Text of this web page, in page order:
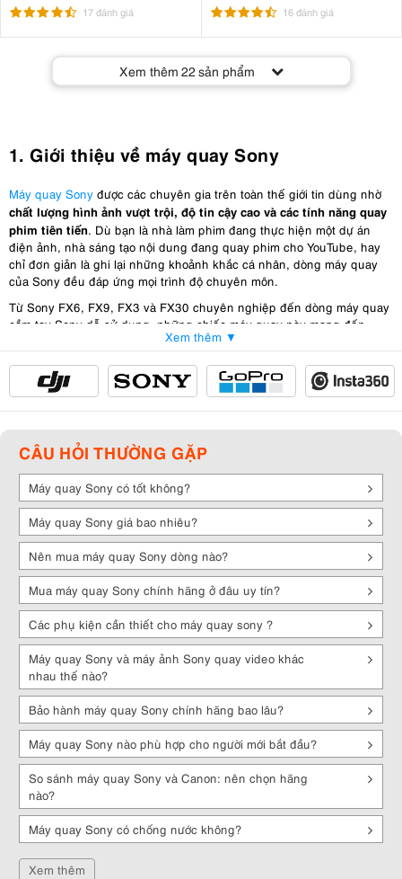
17 đánh giá 16 đánh giá
Xem thêm 22 sản phẩm
1. Giới thiệu về máy quay Sony
Máy quay Sony được các chuyên gia trên toàn thế giới tin dùng nhờ
chất lượng hình ảnh vượt trội, độ tin cậy cao và các tính năng quay
phim tiên tiến. Dù bạn là nhà làm phim đang thực hiện một dự án
điện ảnh, nhà sáng tạo nội dung đang quay phim cho YouTube, hay
chỉ đơn giản là ghi lại những khoảnh khắc cá nhân, dòng máy quay
của Sony đều đáp ứng mọi trình độ chuyên môn.
Từ Sony FX6, FX9, FX3 và FX30 chuyên nghiệp đến dòng máy quay
cầm tay Sony dễ sử dụng, những chiếc máy quay này mang đến
hình ảnh sắc nét, lấy nét mượt mà, hiệu suất ánh sáng yếu tốt và
2. Máy quay Sony có gì nổi bật?
2.1. Chất lượng hình ảnh và video vượt trội
Cảm biến Exmor R/RS CMOS tiên tiến: nhạy sáng cao, giảm nhiễu,
giữ chi tiết tốt trong điều kiện thiếu sáng.
Hỗ trợ quay 4K – 8K: mang lại thước phim cực kỳ rõ nét, sống động.
Công nghệ màu S-Cinetone: tông màu điện ảnh, lấy cảm hứng từ
máy quay VENICE.
2.2. Công nghệ lấy nét tự động hàng đầu
Fast Hybrid AF: kết hợp Phase Detection + Contrast Detection, lấy
nét nhanh & chính xác.
Eye AF + Real-time Tracking
ngay cả khi di chuyển.
Độ tin cậy cao, giúp người quay tập trung sáng tạo mà không lo out
nét.
2.3. Khả năng chống rung SteadyShot
Giảm thiểu rung lắc khi quay cầm tay hoặc di chuyển.
Mang lại video ổn định, mượt mà ngay cả trong điều kiện khó khăn.
Xem thêm ▼
CÂU HỎI THƯỜNG GẶP
Máy quay Sony có tốt không?
Máy quay Sony giá bao nhiêu?
Nên mua máy quay Sony dòng nào?
Mua máy quay Sony chính hãng ở đâu uy tín?
Các phụ kiện cần thiết cho máy quay sony ?
Máy quay Sony và máy ảnh Sony quay video khác
nhau thế nào?
Bảo hành máy quay Sony chính hãng bao lâu?
Máy quay Sony nào phù hợp cho người mới bắt đầu?
So sánh máy quay Sony và Canon: nên chọn hãng
nào?
Máy quay Sony có chống nước không?
Xem thêm